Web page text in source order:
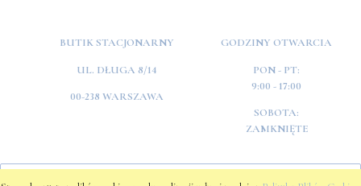
BUTIK STACJONARNY
UL. DŁUGA 8/14
00-238 WARSZAWA
GODZINY OTWARCIA
PON - PT:
9:00 - 17:00
SOBOTA:
ZAMKNIĘTE